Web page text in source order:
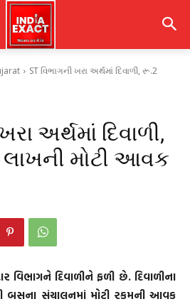
ST વિભાગની ખરા અર્થમાં દિવાળી, રૂ.2
અર્થમાં દિવાળી,
લાખની મોટી આવક
વિભાગને દિવાળીને ફળી છે. દિવાળીના
બસના સંચાલનમાં મોટી રકમની આવક